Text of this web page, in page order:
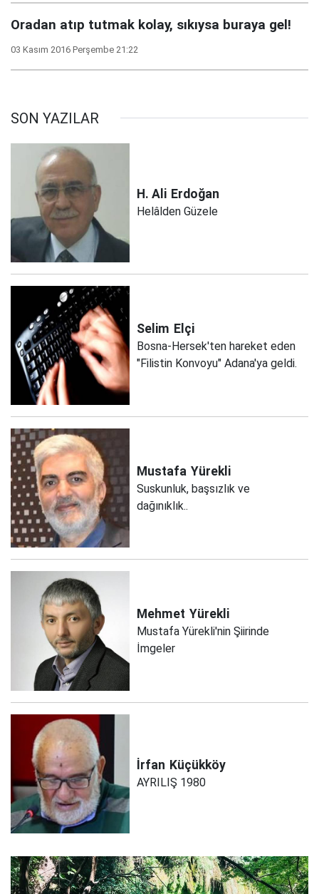
Oradan atıp tutmak kolay, sıkıysa buraya gel!
03 Kasım 2016 Perşembe 21:22
SON YAZILAR
H. Ali Erdoğan
Helâlden Güzele
Selim Elçi
Bosna-Hersek'ten hareket eden
"Filistin Konvoyu" Adana'ya geldi.
Mustafa Yürekli
Suskunluk, başsızlık ve
dağınıklık..
Mehmet Yürekli
Mustafa Yürekli'nin Şiirinde
İmgeler
İrfan Küçükköy
AYRILIŞ 1980